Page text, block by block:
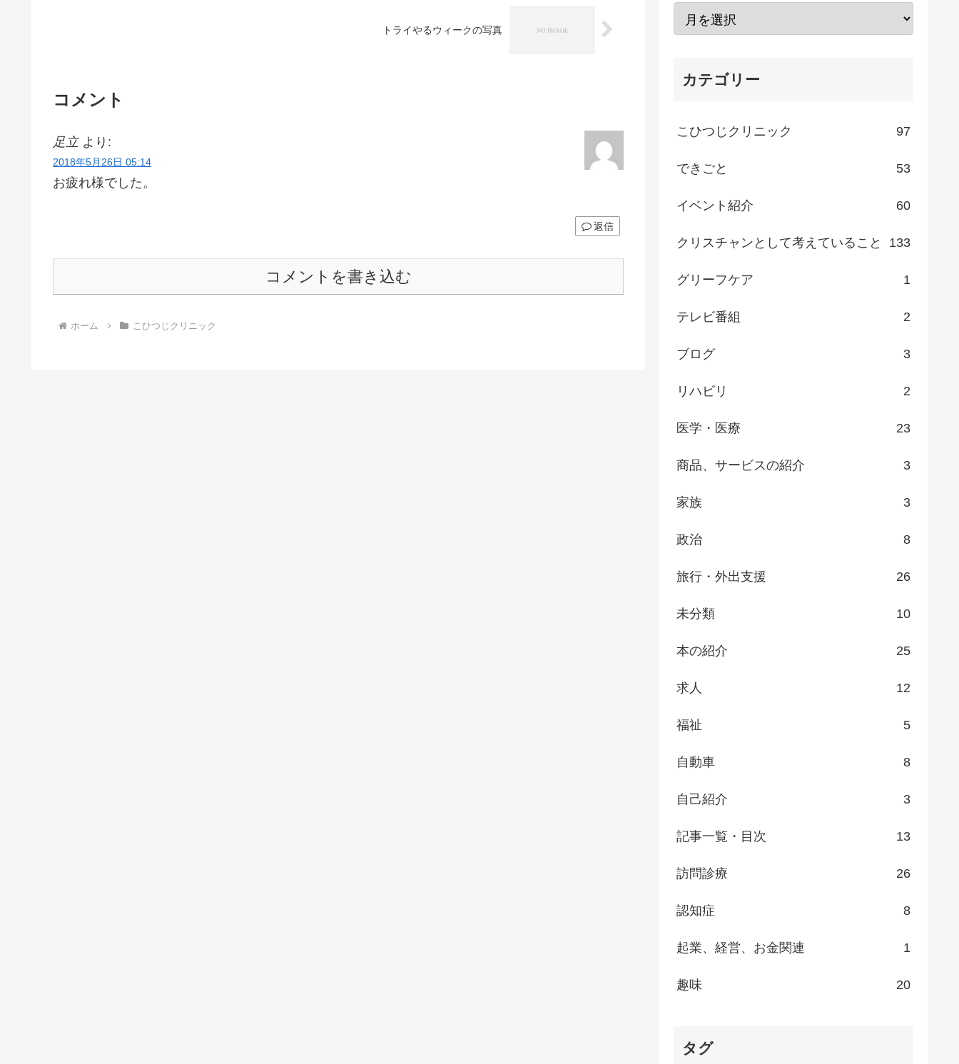
トライやるウィークの写真
コメント
足立 より:
2018年5月26日 05:14
お疲れ様でした。
返信
コメントを書き込む
ホーム こひつじクリニック
カテゴリー
こひつじクリニック 97
できごと 53
イベント紹介 60
クリスチャンとして考えていること 133
グリーフケア 1
テレビ番組 2
ブログ 3
リハビリ 2
医学・医療 23
商品、サービスの紹介 3
家族 3
政治 8
旅行・外出支援 26
未分類 10
本の紹介 25
求人 12
福祉 5
自動車 8
自己紹介 3
記事一覧・目次 13
訪問診療 26
認知症 8
起業、経営、お金関連 1
趣味 20
タグ